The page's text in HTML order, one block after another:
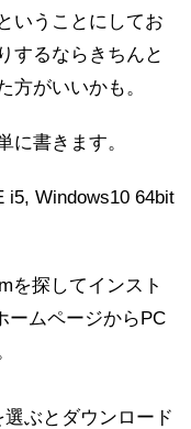
いうことにしてお
するならきちんと
方がいいかも。
に書きます。
i5, Windows10 64bit
を探してインスト
ームページからPC
ぶとダウンロード